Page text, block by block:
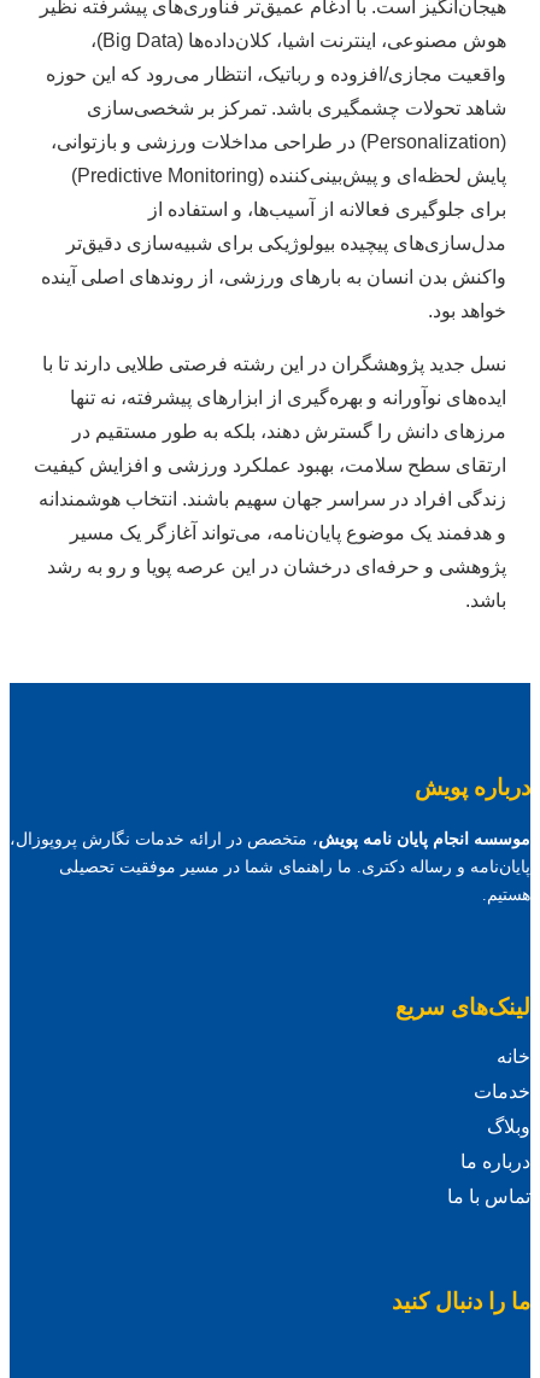
هیجان‌انگیز است. با ادغام عمیق‌تر فناوری‌های پیشرفته نظیر
هوش مصنوعی، اینترنت اشیا، کلان‌داده‌ها (Big Data)،
واقعیت مجازی/افزوده و رباتیک، انتظار می‌رود که این حوزه
شاهد تحولات چشمگیری باشد. تمرکز بر شخصی‌سازی
(Personalization) در طراحی مداخلات ورزشی و بازتوانی،
پایش لحظه‌ای و پیش‌بینی‌کننده (Predictive Monitoring)
برای جلوگیری فعالانه از آسیب‌ها، و استفاده از
مدل‌سازی‌های پیچیده بیولوژیکی برای شبیه‌سازی دقیق‌تر
واکنش بدن انسان به بارهای ورزشی، از روندهای اصلی آینده
خواهد بود.
نسل جدید پژوهشگران در این رشته فرصتی طلایی دارند تا با
ایده‌های نوآورانه و بهره‌گیری از ابزارهای پیشرفته، نه تنها
مرزهای دانش را گسترش دهند، بلکه به طور مستقیم در
ارتقای سطح سلامت، بهبود عملکرد ورزشی و افزایش کیفیت
زندگی افراد در سراسر جهان سهیم باشند. انتخاب هوشمندانه
و هدفمند یک موضوع پایان‌نامه، می‌تواند آغازگر یک مسیر
پژوهشی و حرفه‌ای درخشان در این عرصه پویا و رو به رشد
باشد.
درباره پویش
موسسه انجام پایان نامه پویش، متخصص در ارائه خدمات نگارش پروپوزال،
پایان‌نامه و رساله دکتری. ما راهنمای شما در مسیر موفقیت تحصیلی
هستیم.
لینک‌های سریع
خانه
خدمات
وبلاگ
درباره ما
تماس با ما
ما را دنبال کنید